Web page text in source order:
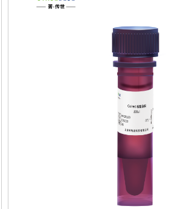
生产质控试剂盒